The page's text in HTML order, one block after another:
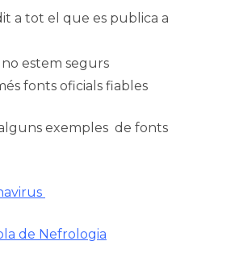
a tot el que es publica a
estem segurs
fonts oficials fiables
exemples de fonts
de Nefrologia